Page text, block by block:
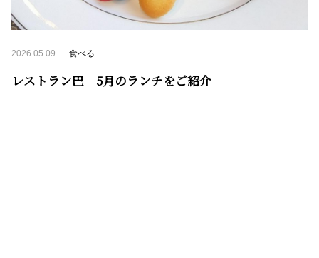
2026.05.09 食べる
レストラン巴 5月のランチをご紹介